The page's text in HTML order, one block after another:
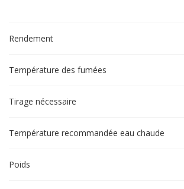
Rendement
Température des fumées
Tirage nécessaire
Température recommandée eau chaude
Poids